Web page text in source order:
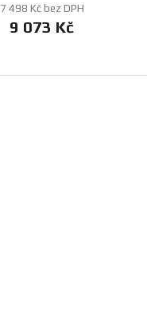
7 498 Kč bez DPH
9 073 Kč